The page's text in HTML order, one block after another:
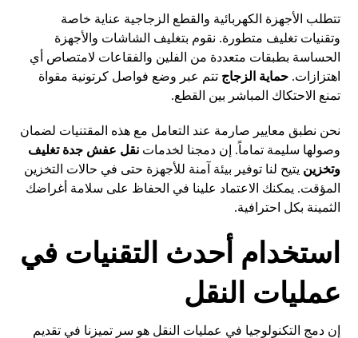
تتطلب الأجهزة الكهربائية والقطع الزجاجية عناية خاصة
وتقنيات تغليف متطورة. نقوم بتغليف الشاشات والأجهزة
الحساسة بطبقات متعددة من الفلين والفقاعات لامتصاص أي
اهتزازات.حماية الزجاج تتم عبر وضع فواصل كرتونية مقواة
تمنع الاحتكاك المباشر بين القطع.
نحن نطبق معايير صارمة عند التعامل مع هذه المقتنيات لضمان
وصولها سليمة تماماً. إن دمجنا لخدماتنقل عفش جدة تغليف
وتخزين يتيح لنا توفير بيئة آمنة للأجهزة حتى في حالات التخزين
المؤقت. يمكنك الاعتماد علينا في الحفاظ على سلامة أغراضك
الثمينة بكل احترافية.
استخدام أحدث التقنيات في
عمليات النقل
إن دمج التكنولوجيا في عمليات النقل هو سر تميزنا في تقديم